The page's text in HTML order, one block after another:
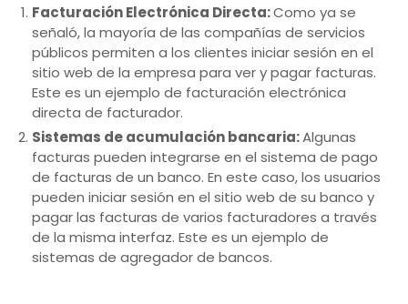
Facturación Electrónica Directa:Como ya se
señaló, la mayoría de las compañías de servicios
públicos permiten a los clientes iniciar sesión en el
sitio web de la empresa para ver y pagar facturas.
Este es un ejemplo de facturación electrónica
directa de facturador.
Sistemas de acumulación bancaria:Algunas
facturas pueden integrarse en el sistema de pago
de facturas de un banco. En este caso, los usuarios
pueden iniciar sesión en el sitio web de su banco y
pagar las facturas de varios facturadores a través
de la misma interfaz. Este es un ejemplo de
sistemas de agregador de bancos.